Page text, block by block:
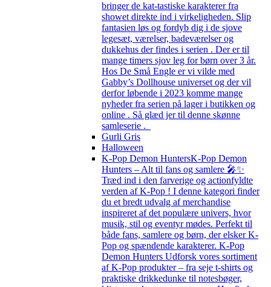
bringer de kat-tastiske karakterer fra
showet direkte ind i virkeligheden. Slip
fantasien løs og fordyb dig i de sjove
legesæt, værelser, badeværelser og
dukkehus der findes i serien . Der er til
mange timers sjov leg for børn over 3 år.
Hos De Små Engle er vi vilde med
Gabby’s Dollhouse universet og der vil
derfor løbende i 2023 komme mange
nyheder fra serien på lager i butikken og
online . Så glæd jer til denne skønne
samleserie .
Gurli Gris
Halloween
K-Pop Demon HuntersK-Pop Demon
Hunters – Alt til fans og samlere 🎤✨
Træd ind i den farverige og actionfyldte
verden af K-Pop ! I denne kategori finder
du et bredt udvalg af merchandise
inspireret af det populære univers, hvor
musik, stil og eventyr mødes. Perfekt til
både fans, samlere og børn, der elsker K-
Pop og spændende karakterer. K-Pop
Demon Hunters Udforsk vores sortiment
af K-Pop produkter – fra seje t-shirts og
praktiske drikkedunke til notesbøger,